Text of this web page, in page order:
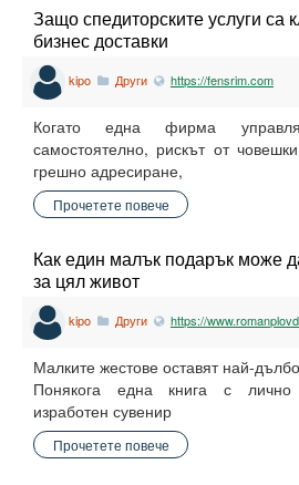
Защо спедиторските услуги са
бизнес доставки
kipo Други https://fensrim.com
Когато една фирма
самостоятелно, рискът от
грешно адресиране,
Прочетете повече
Как един малък подарък може
за цял живот
kipo Други https://
Малките жестове оставят най-
Понякога една книга с
изработен сувенир
Прочетете повече